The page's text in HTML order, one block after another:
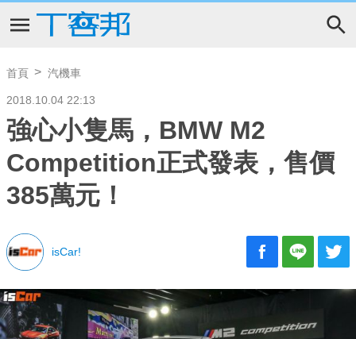
首頁 汽機車
2018.10.04 22:13
強心小隻馬，BMW M2
Competition正式發表，售價
385萬元！
isCar!